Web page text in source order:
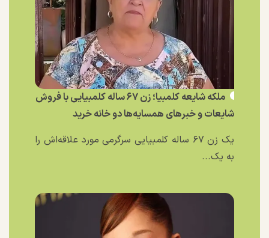
ملکه شایعه کلمبیا؛ زن ۶۷ ساله کلمبیایی با فروش
شایعات و خبر‌های همسایه‌ها دو خانه خرید
یک زن ۶۷ ساله کلمبیایی سرگرمی مورد علاقه‌اش را
به یک...